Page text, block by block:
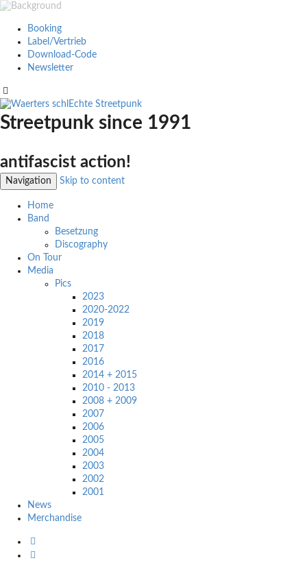
Booking
Label/Vertrieb
Download-Code
Newsletter
Streetpunk since 1991
antifascist action!
Navigation Skip to content
Home
Band
Besetzung
Discography
On Tour
Media
Pics
2023
2020-2022
2019
2018
2017
2016
2014 + 2015
2010 - 2013
2008 + 2009
2007
2006
2005
2004
2003
2002
2001
News
Merchandise